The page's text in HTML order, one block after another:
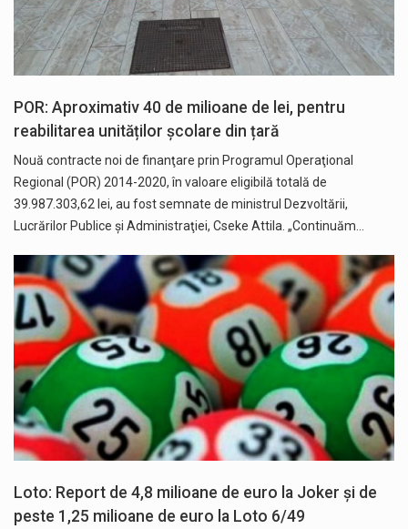
POR: Aproximativ 40 de milioane de lei, pentru
reabilitarea unităților școlare din țară
Nouă contracte noi de finanţare prin Programul Operaţional
Regional (POR) 2014-2020, în valoare eligibilă totală de
39.987.303,62 lei, au fost semnate de ministrul Dezvoltării,
Lucrărilor Publice şi Administraţiei, Cseke Attila. „Continuăm…
Loto: Report de 4,8 milioane de euro la Joker și de
peste 1,25 milioane de euro la Loto 6/49